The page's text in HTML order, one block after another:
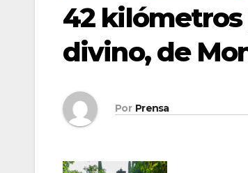
42 kilómetros
divino, de
Por Prensa